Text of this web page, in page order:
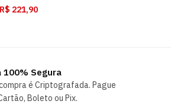
R$ 221,90
100% Segura
é Criptografada. Pague
Boleto ou Pix.